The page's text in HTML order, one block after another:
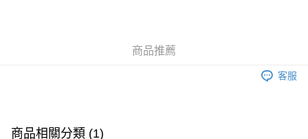
取。逾期會取消訂單，並不會安排重寄
商品推薦
客服
商品相關分類 (1)